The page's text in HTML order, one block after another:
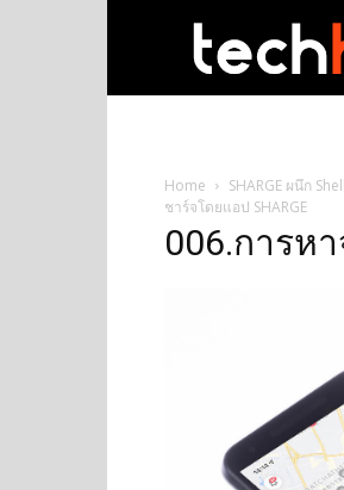
Home SHARGE ผนึก
ชาร์จโดยแอป SHARGE
006.การห